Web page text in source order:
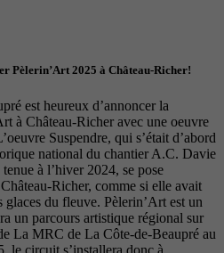
Pèlerin’Art 2025 à Château-Richer!
est heureux d’annoncer la
à Château-Richer avec une oeuvre
Suspendre, qui s’était d’abord
national du chantier A.C. Davie
à l’hiver 2024, se pose
Richer, comme si elle avait
du fleuve. Pèlerin’Art est un
un parcours artistique régional sur
La MRC de La Côte-de-Beaupré au
le circuit s’installera donc à